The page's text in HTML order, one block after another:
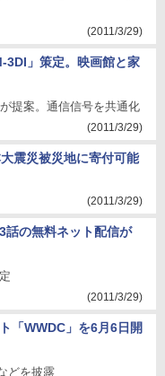
(2011/3/29)
3DI」策定。映画館と家
提案。通信信号を共通化
(2011/3/29)
震災被災地に寄付可能
(2011/3/29)
話の無料ネット配信が
(2011/3/29)
「WWDC」を6月6日開
どを披露